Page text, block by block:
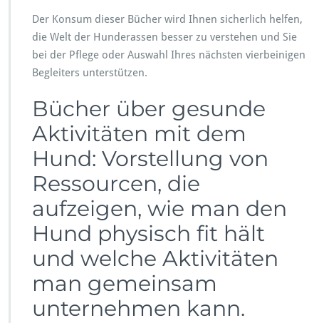
Der Konsum dieser Bücher wird Ihnen sicherlich helfen,
die Welt der Hunderassen besser zu verstehen und Sie
bei der Pflege oder Auswahl Ihres nächsten vierbeinigen
Begleiters unterstützen.
Bücher über gesunde
Aktivitäten mit dem
Hund: Vorstellung von
Ressourcen, die
aufzeigen, wie man den
Hund physisch fit hält
und welche Aktivitäten
man gemeinsam
unternehmen kann.